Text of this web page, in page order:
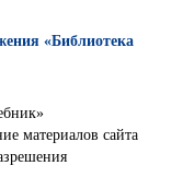
«Библиотека
материалов сайта